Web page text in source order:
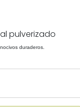
pulverizado
duraderos.